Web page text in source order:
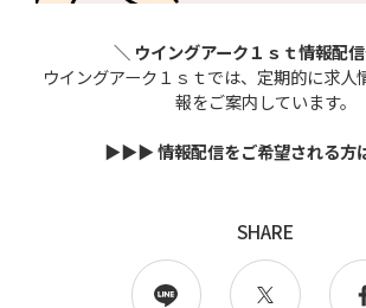
＼ ウイングアーク１ｓｔ情報配
ウイングアーク１ｓｔでは、定期的に求人
報をご案内しています。
▶▶▶ 情報配信をご希望される方
SHARE